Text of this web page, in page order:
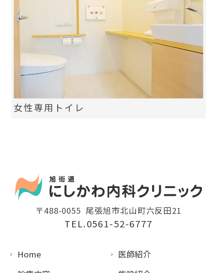
女性専用トイレ
〒488-0055 尾張旭市北山町六反田21
TEL.0561-52-6777
Home
医師紹介